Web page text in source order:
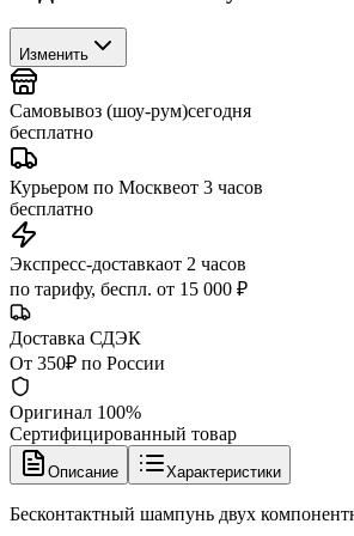
Изменить
Самовывоз (шоу-рум)сегодня
бесплатно
Курьером по Москвеот 3 часов
бесплатно
Экспресс-доставкаот 2 часов
по тарифу, беспл. от 15 000 ₽
Доставка СДЭК
От 350₽ по России
Оригинал 100%
Сертифицированный товар
Описание Характеристики
Бесконтактный шампунь двух